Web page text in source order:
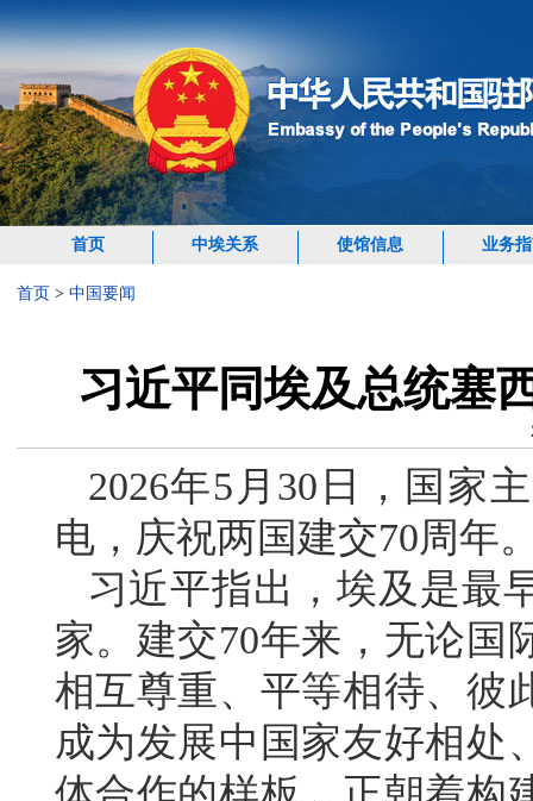
首页 中埃关系 使馆信息 业务
首页 > 中国要闻
习近平同埃及总统塞
2026年5月30日，国家
电，庆祝两国建交70周年
习近平指出，埃及是最
家。建交70年来，无论国
相互尊重、平等相待、彼
成为发展中国家友好相处